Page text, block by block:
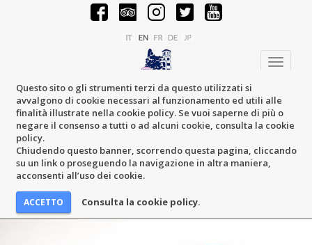
Questo sito o gli strumenti terzi da questo utilizzati si
avvalgono di cookie necessari al funzionamento ed utili alle
finalità illustrate nella cookie policy. Se vuoi saperne di più o
negare il consenso a tutti o ad alcuni cookie, consulta la cookie
policy.
Chiudendo questo banner, scorrendo questa pagina, cliccando
su un link o proseguendo la navigazione in altra maniera,
acconsenti all’uso dei cookie.
Consulta la cookie policy.
Toggle